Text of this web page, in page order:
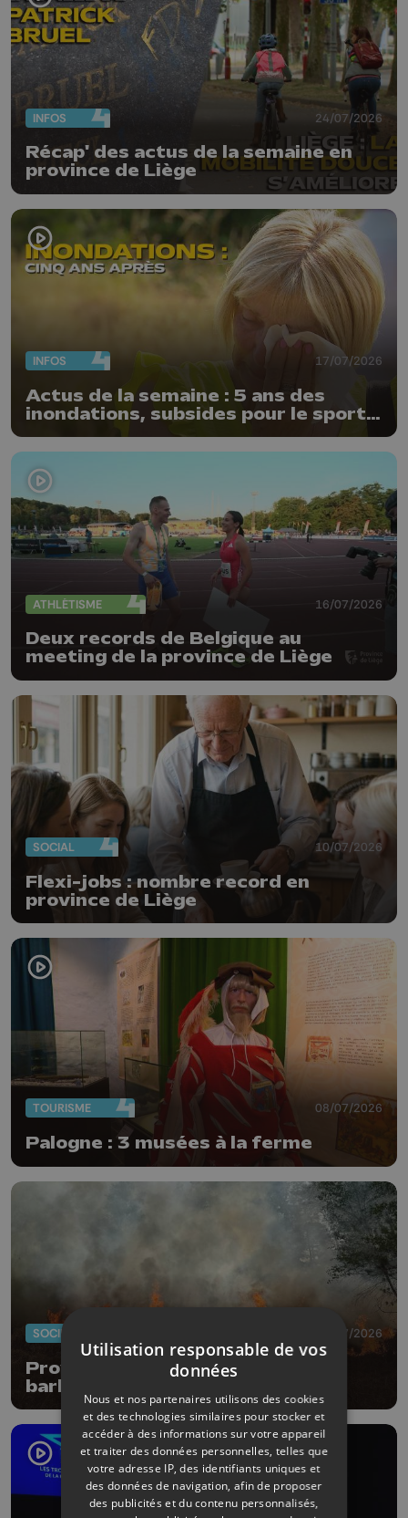
INFOS 24/07/2026
Récap' des actus de la semaine en
province de Liège
INFOS 17/07/2026
Actus de la semaine : 5 ans des
inondations, subsides pour le sport
et feu d'artifice
ATHLÉTISME 16/07/2026
Deux records de Belgique au
meeting de la province de Liège
SOCIAL 10/07/2026
Flexi-jobs : nombre record en
province de Liège
TOURISME 08/07/2026
Palogne : 3 musées à la ferme
SOCIÉTÉ 03/07/2026
Province : interdiction de feux,
barbecues et feux d'artifices
Utilisation responsable de vos
données
Nous et nos partenaires utilisons des cookies
et des technologies similaires pour stocker et
accéder à des informations sur votre appareil
et traiter des données personnelles, telles que
votre adresse IP, des identifiants uniques et
des données de navigation, afin de proposer
des publicités et du contenu personnalisés,